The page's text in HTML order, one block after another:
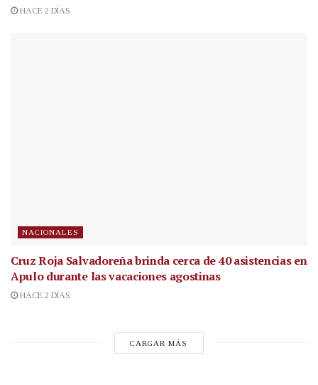
HACE 2 DÍAS
NACIONALES
Cruz Roja Salvadoreña brinda cerca de 40 asistencias en
Apulo durante las vacaciones agostinas
HACE 2 DÍAS
CARGAR MÁS